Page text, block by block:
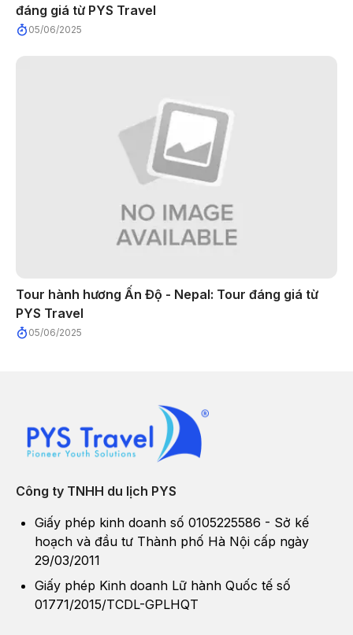
đáng giá từ PYS Travel
05/06/2025
Tour hành hương Ấn Độ - Nepal: Tour đáng giá từ
PYS Travel
05/06/2025
Công ty TNHH du lịch PYS
Giấy phép kinh doanh số 0105225586 - Sở kế
hoạch và đầu tư Thành phố Hà Nội cấp ngày
29/03/2011
Giấy phép Kinh doanh Lữ hành Quốc tế số
01771/2015/TCDL-GPLHQT